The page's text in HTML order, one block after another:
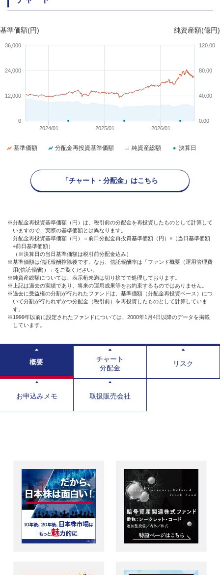
基準価額(円) 純資産額(億円)
2024/01 2025/01 2026/01
0
12,000
24,000
36,000
0.00
40.00
80.00
120.00
基準価額 分配金再投資基準価額 純資産総額 決算日
「チャート・分配金」はこちら
※分配金再投資基準価額（円）は、税引前の分配金を再投資したものとして計算して
いますので、実際の基準価額とは異なります。
分配金再投資基準価額（円）＝前日分配金再投資基準価額（円）×（当日基準価額
÷前日基準価額）
（※決算日の当日基準価額は税引前分配金込み）
※基準価額は信託報酬控除後です。なお、信託報酬率は「ファンド概要（運用管理費
用(信託報酬)）」をご覧ください。
※純資産総額については、表示桁未満は切り捨てで処理しております。
※上記は過去の実績であり、将来の運用成果等をお約束するものではありません。
※過去に受益権の分割が行われたファンドは、基準価額（分配金再投資ベース）につ
いて分割が行われずかつ分配金（税引前）を再投資したものとして計算していま
す。
※1999年以前に設定されたファンドについては、2000年1月4日以降のデータを掲載
しています。
概要
チャート
分配金
リスク
お申込みメモ 取扱販売会社